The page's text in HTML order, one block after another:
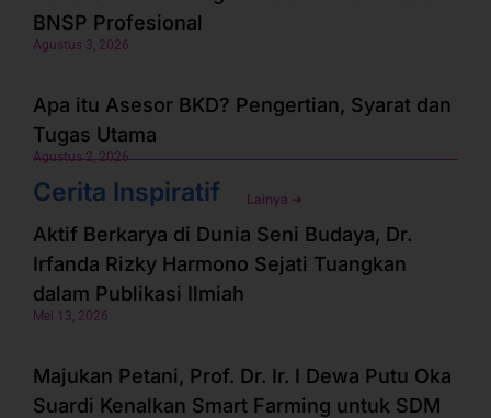
BNSP Profesional
Agustus 3, 2026
Apa itu Asesor BKD? Pengertian, Syarat dan
Tugas Utama
Agustus 2, 2026
Cerita Inspiratif Lainya ➜
Aktif Berkarya di Dunia Seni Budaya, Dr.
Irfanda Rizky Harmono Sejati Tuangkan
dalam Publikasi Ilmiah
Mei 13, 2026
Majukan Petani, Prof. Dr. Ir. I Dewa Putu Oka
Suardi Kenalkan Smart Farming untuk SDM